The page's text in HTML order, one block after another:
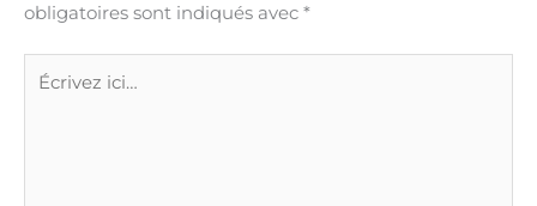
obligatoires sont indiqués avec *
ici…